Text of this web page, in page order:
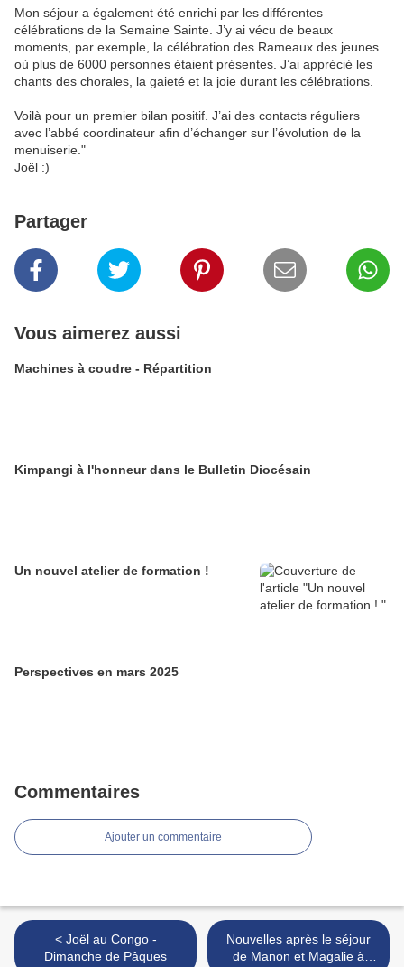
Mon séjour a également été enrichi par les différentes
célébrations de la Semaine Sainte. J’y ai vécu de beaux
moments, par exemple, la célébration des Rameaux des jeunes
où plus de 6000 personnes étaient présentes. J’ai apprécié les
chants des chorales, la gaieté et la joie durant les célébrations.
Voilà pour un premier bilan positif. J’ai des contacts réguliers
avec l’abbé coordinateur afin d’échanger sur l’évolution de la
menuiserie."
Joël :)
Partager
Vous aimerez aussi
Machines à coudre - Répartition
Kimpangi à l'honneur dans le Bulletin Diocésain
Un nouvel atelier de formation !
Perspectives en mars 2025
Commentaires
Ajouter un commentaire
< Joël au Congo -
Dimanche de Pâques
Nouvelles après le séjour
de Manon et Magalie à